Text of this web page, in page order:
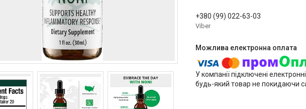
+380 (99) 022-63-03
Viber
У компанії підключені
будь-який товар не покидаючи